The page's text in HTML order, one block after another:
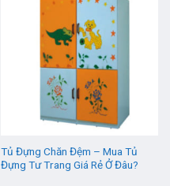
Tủ Đựng Chăn Đệm – Mua Tủ
Đựng Tư Trang Giá Rẻ Ở Đâu?